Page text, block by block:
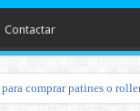
Contactar
comprar patines o